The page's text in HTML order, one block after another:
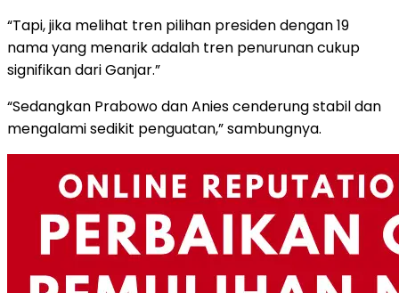
“Tapi, jika melihat tren pilihan presiden dengan 19
nama yang menarik adalah tren penurunan cukup
signifikan dari Ganjar.”
“Sedangkan Prabowo dan Anies cenderung stabil dan
mengalami sedikit penguatan,” sambungnya.